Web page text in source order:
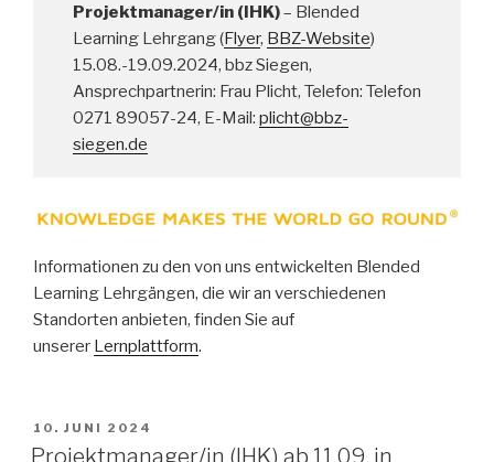
Projektmanager/in (IHK)– Blended
Learning Lehrgang (Flyer, BBZ-Website)
15.08.-19.09.2024, bbz Siegen,
Ansprechpartnerin: Frau Plicht, Telefon: Telefon
0271 89057-24, E-Mail: plicht@bbz-
siegen.de
Informationen zu den von uns entwickelten Blended
Learning Lehrgängen, die wir an verschiedenen
Standorten anbieten, finden Sie auf
unserer Lernplattform.
VERÖFFENTLICHT
AM
10. JUNI 2024
Projektmanager/in (IHK) ab 11.09. in